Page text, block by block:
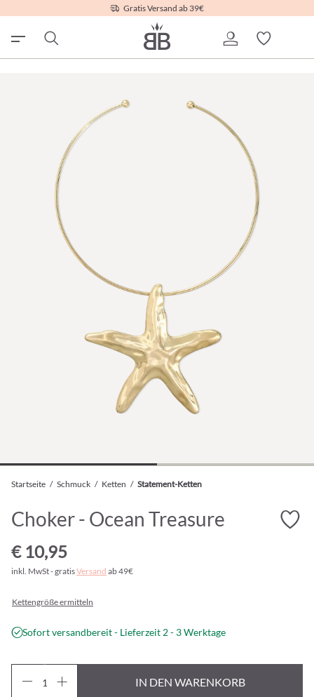
Gratis Versand ab 39€
Startseite / Schmuck / Ketten / Statement-Ketten
Choker - Ocean Treasure
€ 10,95
inkl. MwSt - gratisVersand ab 49€
Kettengröße ermitteln
Sofort versandbereit - Lieferzeit 2 - 3 Werktage
IN DEN WARENKORB